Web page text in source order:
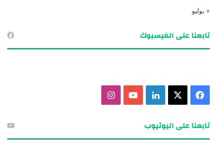
« يوليو
تابعنا على الفيسبوك
تابعنا على اليوتيوب